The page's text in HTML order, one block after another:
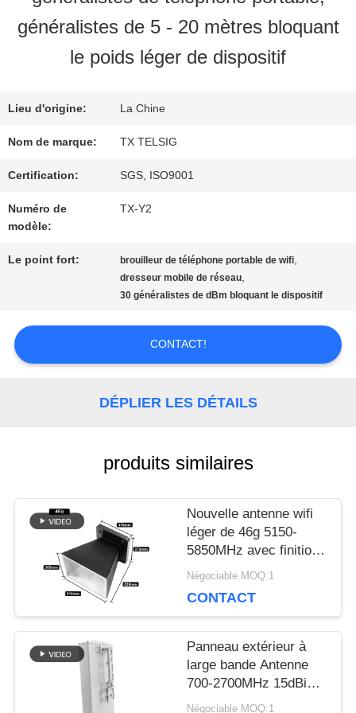
VISITE
D'USINE
CONTRÔLE
DE
QUALITÉ
NOUVELLES
DEMANDEZ
UNE
CITATION
DU
SITE
généralistes de 5 - 20 mètres bloquant
le poids léger de dispositif
Lieu d'origine: La Chine
Nom de marque: TX TELSIG
Certification: SGS, ISO9001
Numéro de
modèle:
TX-Y2
Le point fort: brouilleur de téléphone portable de wifi,
dresseur mobile de réseau,
30 généralistes de dBm bloquant le dispositif
CONTACT!
DÉPLIER LES DÉTAILS
produits similaires
Nouvelle antenne wifi
léger de 46g 5150-
5850MHz avec finition
en poudre noire mate
Négociable MOQ:1
CONTACT
Panneau extérieur à
large bande Antenne
700-2700MHz 15dBi
Haute gain 50Ω 100W
Négociable MOQ:1